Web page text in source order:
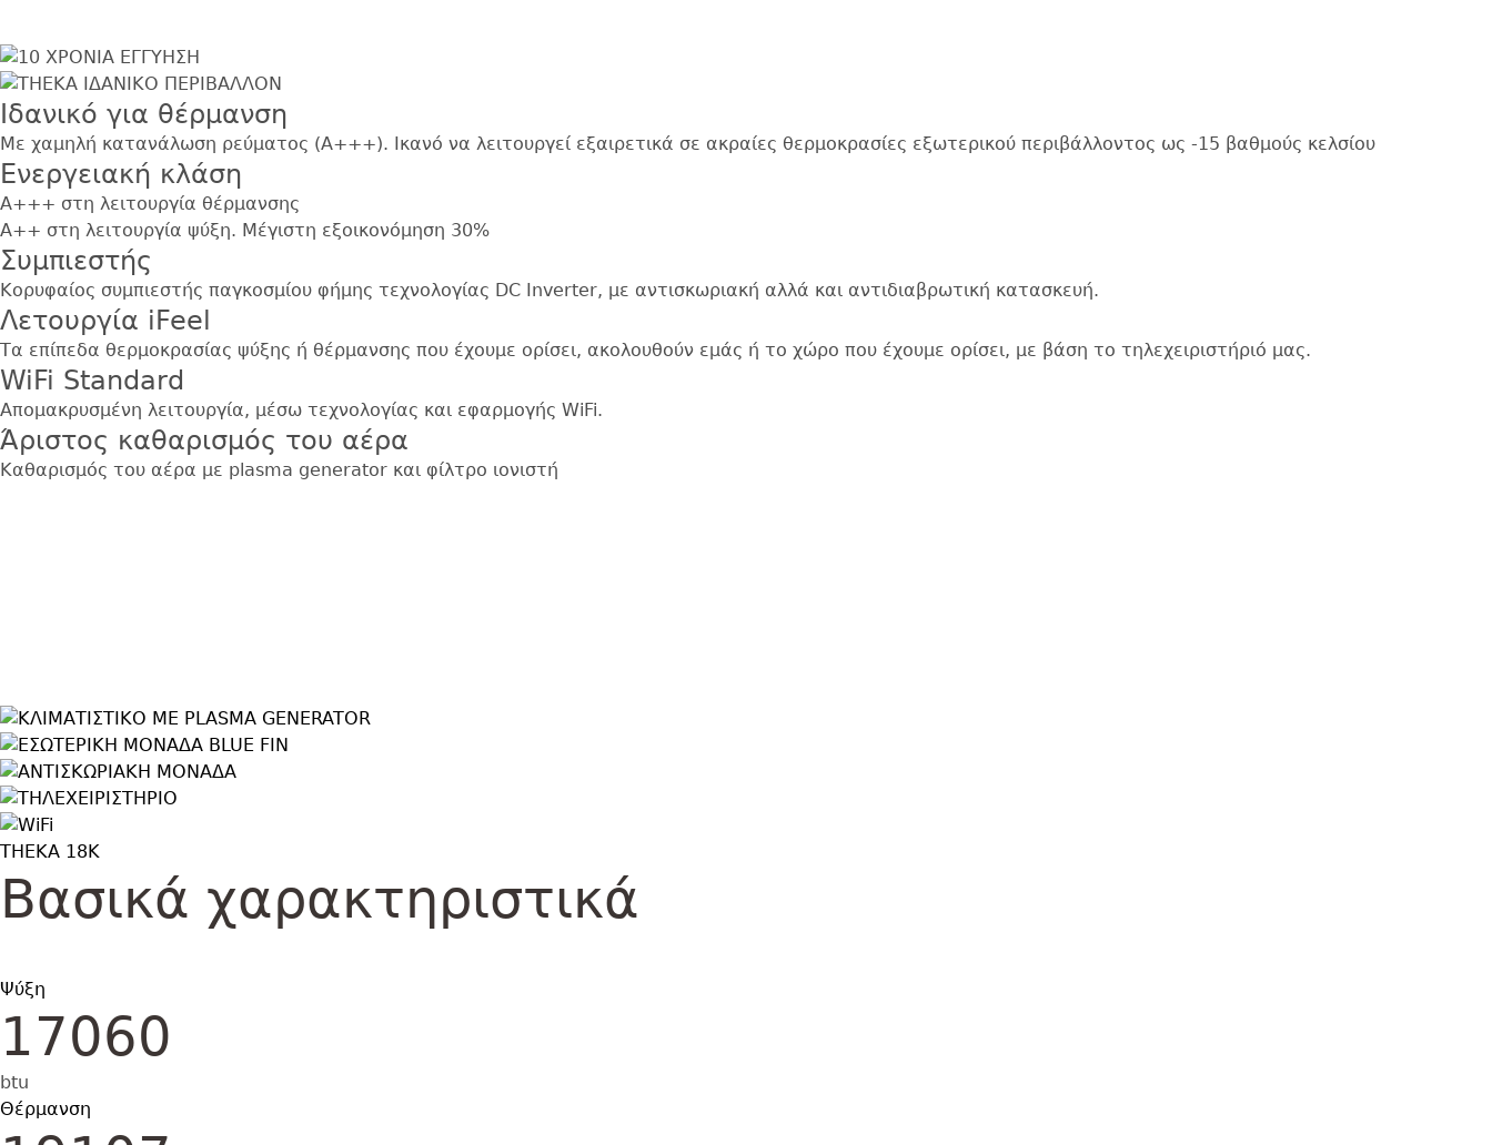
Εικόνα
Image
Ιδανικό για θέρμανση
Με χαμηλή κατανάλωση ρεύματος (Α+++). Ικανό να λειτουργεί εξαιρετικά σε ακραίες θερμοκρασίες εξωτερικού περιβάλλοντος ως -15 βαθμούς κελσίου
Ενεργειακή κλάση
Α+++ στη λειτουργία θέρμανσης
Α++ στη λειτουργία ψύξη. Μέγιστη εξοικονόμηση 30%
Συμπιεστής
Κορυφαίος συμπιεστής παγκοσμίου φήμης τεχνολογίας DC Inverter, με αντισκωριακή αλλά και αντιδιαβρωτική κατασκευή.
Λετουργία iFeel
Τα επίπεδα θερμοκρασίας ψύξης ή θέρμανσης που έχουμε ορίσει, ακολουθούν εμάς ή το χώρο που έχουμε ορίσει, με βάση το τηλεχειριστήριό μας.
WiFi Standard
Απομακρυσμένη λειτουργία, μέσω τεχνολογίας και εφαρμογής WiFi.
Άριστος καθαρισμός του αέρα
Καθαρισμός του αέρα με plasma generator και φίλτρο ιονιστή
Εικόνα
Εικόνα
Εικόνα
Εικόνα
Εικόνα
THEKA 18K
Βασικά χαρακτηριστικά
Ψύξη
17060
btu
Θέρμανση